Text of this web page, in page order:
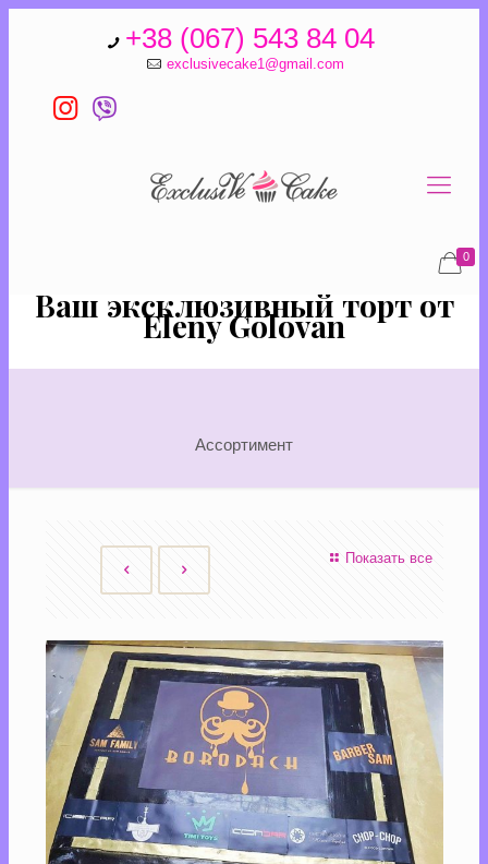
+38 (067) 543 84 04
exclusivecake1@gmail.com
0
Ваш эксклюзивный торт от
Eleny Golovan
Ассортимент
Показать все